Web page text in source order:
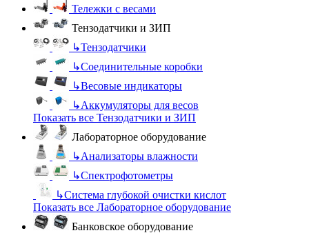
Тележки с весами
Тензодатчики и ЗИП
↳Тензодатчики
↳Соединительные коробки
↳Весовые индикаторы
↳Аккумуляторы для весов
Показать все Тензодатчики и ЗИП
Лабораторное оборудование
↳Анализаторы влажности
↳Спектрофотометры
↳Система глубокой очистки кислот
Показать все Лабораторное оборудование
Банковское оборудование